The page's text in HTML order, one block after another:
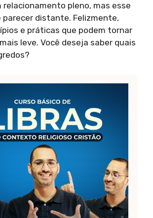
relacionamento pleno, mas esse
parecer distante. Felizmente,
e práticas que podem tornar
leve. Você deseja saber quais